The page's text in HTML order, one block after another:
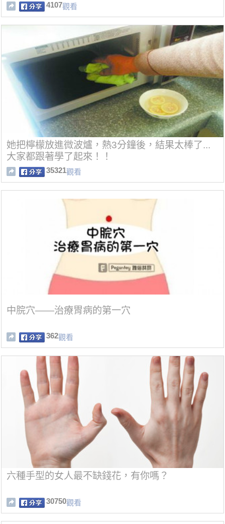
4107觀看
她把檸檬放進微波爐，熱3分鐘後，結果太棒了...
大家都跟著學了起來！！
35321觀看
中脘穴——治療胃病的第一穴
362觀看
六種手型的女人最不缺錢花，有你嗎？
30750觀看